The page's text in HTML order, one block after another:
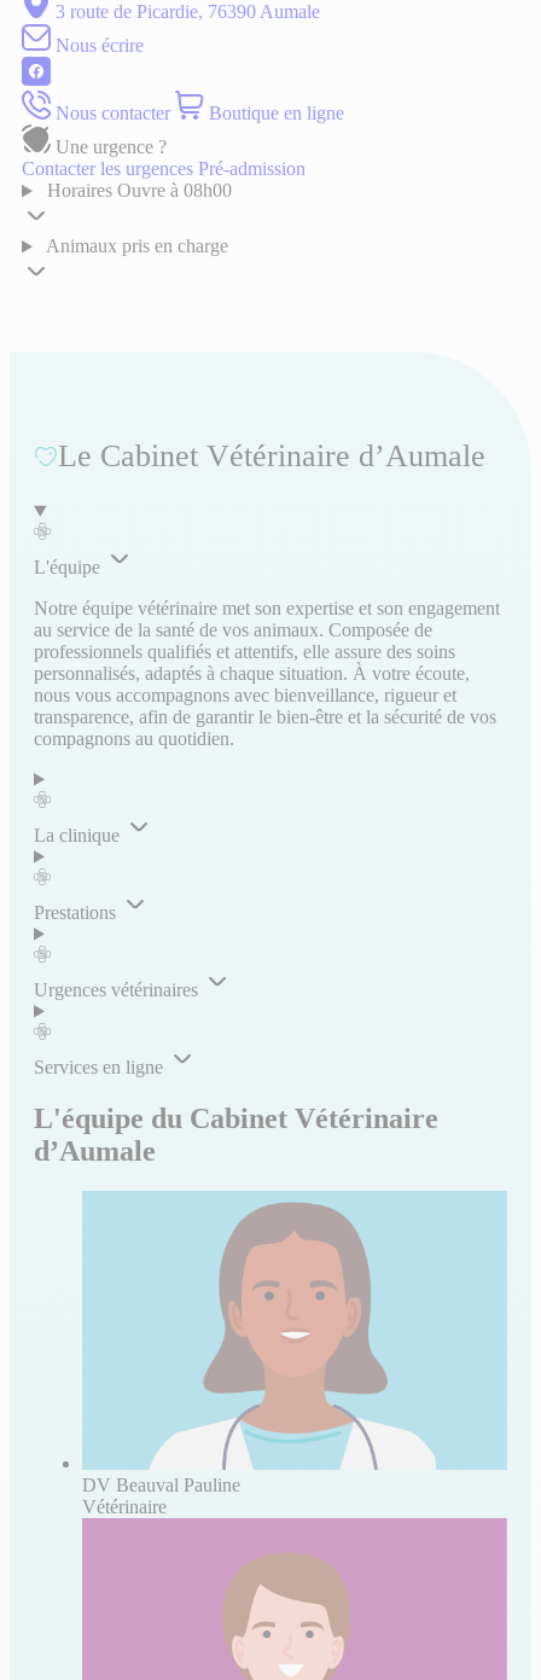
3 route de Picardie, 76390 Aumale
Nous écrire
Nous contacter
Boutique en ligne
Une urgence ?
Contacter les urgences Pré-admission
Horaires Ouvre à 08h00
Animaux pris en charge
Le Cabinet Vétérinaire d’Aumale
L'équipe
Notre équipe vétérinaire met son expertise et son engagement
au service de la santé de vos animaux. Composée de
professionnels qualifiés et attentifs, elle assure des soins
personnalisés, adaptés à chaque situation. À votre écoute,
nous vous accompagnons avec bienveillance, rigueur et
transparence, afin de garantir le bien-être et la sécurité de vos
compagnons au quotidien.
La clinique
Prestations
Urgences vétérinaires
Services en ligne
L'équipe du Cabinet Vétérinaire
d’Aumale
DV Beauval Pauline
Vétérinaire